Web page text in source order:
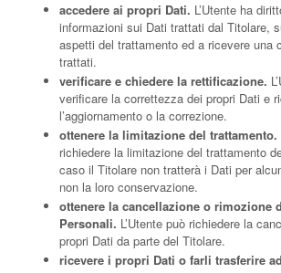
accedere ai propri Dati. L’Utente ha
informazioni sui Dati trattati dal Titolare,
aspetti del trattamento ed a ricevere una
trattati.
verificare e chiedere la rettificazione.
verificare la correttezza dei propri Dati e
l’aggiornamento o la correzione.
ottenere la limitazione del trattamento.
richiedere la limitazione del trattamento
caso il Titolare non tratterà i Dati per
non la loro conservazione.
ottenere la cancellazione o rimozione
Personali. L’Utente può richiedere la
propri Dati da parte del Titolare.
ricevere i propri Dati o farli trasferire